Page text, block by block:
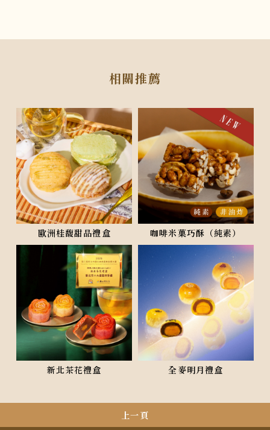
歐洲桂馥甜品禮盒 咖啡米菓巧酥（純素）
新北茶花禮盒 全麥明月禮盒
上一頁